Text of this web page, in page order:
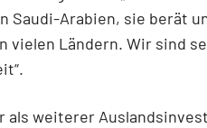
Saudi-Arabien, sie berät
vielen Ländern. Wir sind
als weiterer